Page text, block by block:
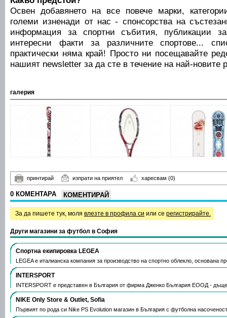
Освен добавянето на все повече марки,
големи изненади от нас - спонсорства на
информация за спортни събития, публикации
интересни факти за различните спортове...
практически няма край! Просто ни посещавайте
нашият newsletter за да сте в течение на най-новите
галерия
принтирай изпрати на приятел харесвам (0)
0 КОМЕНТАРА КОМЕНТИРАЙ
За да пишете тук, моля влезте в профила си или се регистрирайте.
Други магазини за футбол в София
Спортна екипировка LEGEA
LEGEA е италианска компания за производство на спортно облекло, основана
INTERSPORT
INTERSPORT е представен в България от фирма Дженко България ЕООД -
NIKE Only Store & Outlet, Sofia
Първият по рода си Nike PS Evolution магазин в България с футболна